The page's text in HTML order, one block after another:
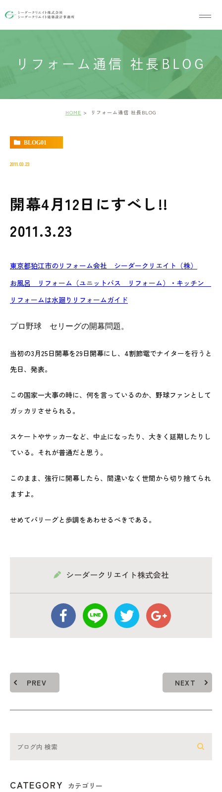
リフォーム通信 社長BLOG
HOME リフォーム通信 社長BLOG
BLOG01
2011.03.23
開幕4月12日にすべし!!
2011.3.23
東京都狛江市のリフォーム会社 シーダークリエイト（株）
お風呂 リフォーム（ユニットバス リフォーム）・キッチン
リフォームは水廻りリフォームガイド
プロ野球 セリーグの開幕問題。
当初の3月25日開幕を29日開幕にし、4割節電でナイターを行うと
先日、発表。
この国家一大事の時に、何を言っているのか、野球ファンとして
ガッカリさせられる。
スケートやサッカーなど、中止になったり、大きく延期したりし
ている。それが普通だと思う。
このまま、強行に開幕したら、間違いなく世間から切り捨てられ
ますよ。
せめてパリーグと歩調をあわせるべきである。
シーダークリエイト株式会社
PREV NEXT
CATEGORY カテゴリー